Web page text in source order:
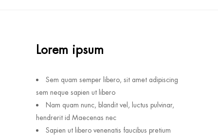
Lorem ipsum
Sem quam semper libero, sit amet adipiscing
sem neque sapien ut libero
Nam quam nunc, blandit vel, luctus pulvinar,
hendrerit id Maecenas nec
Sapien ut libero venenatis faucibus pretium